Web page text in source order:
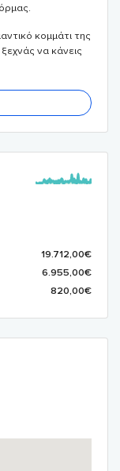
κομμάτι της
να κάνεις
19.712,00€
6.955,00€
820,00€